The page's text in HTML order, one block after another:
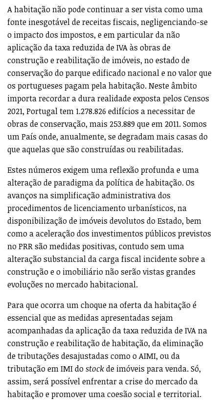
A habitação não pode continuar a ser vista como uma
fonte inesgotável de receitas fiscais, negligenciando-se
o impacto dos impostos, e em particular da não
aplicação da taxa reduzida de IVA às obras de
construção e reabilitação de imóveis, no estado de
conservação do parque edificado nacional e no valor que
os portugueses pagam pela habitação. Neste âmbito
importa recordar a dura realidade exposta pelos Censos
2021, Portugal tem 1.278.826 edifícios a necessitar de
obras de conservação, mais 253.889 que em 2011. Somos
um País onde, anualmente, se degradam mais casas do
que aquelas que são construídas ou reabilitadas.
Estes números exigem uma reflexão profunda e uma
alteração de paradigma da política de habitação. Os
avanços na simplificação administrativa dos
procedimentos de licenciamento urbanísticos, na
disponibilização de imóveis devolutos do Estado, bem
como a aceleração dos investimentos públicos previstos
no PRR são medidas positivas, contudo sem uma
alteração substancial da carga fiscal incidente sobre a
construção e o imobiliário não serão vistas grandes
evoluções no mercado habitacional.
Para que ocorra um choque na oferta da habitação é
essencial que as medidas apresentadas sejam
acompanhadas da aplicação da taxa reduzida de IVA na
construção e reabilitação de habitação, da eliminação
de tributações desajustadas como o AIMI, ou da
tributação em IMI dostockde imóveis para venda. Só,
assim, será possível enfrentar a crise do mercado da
habitação e promover uma coesão social e territorial.